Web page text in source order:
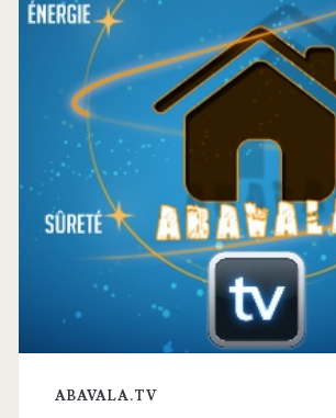
ABAVALA.TV